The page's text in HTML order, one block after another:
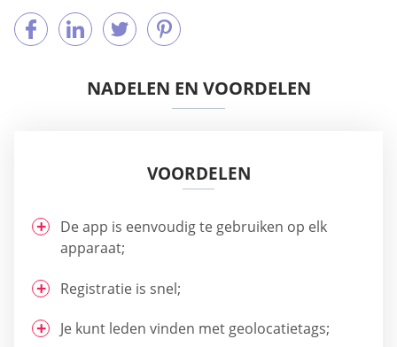
NADELEN EN VOORDELEN
VOORDELEN
De app is eenvoudig te gebruiken op elk
apparaat;
Registratie is snel;
Je kunt leden vinden met geolocatietags;